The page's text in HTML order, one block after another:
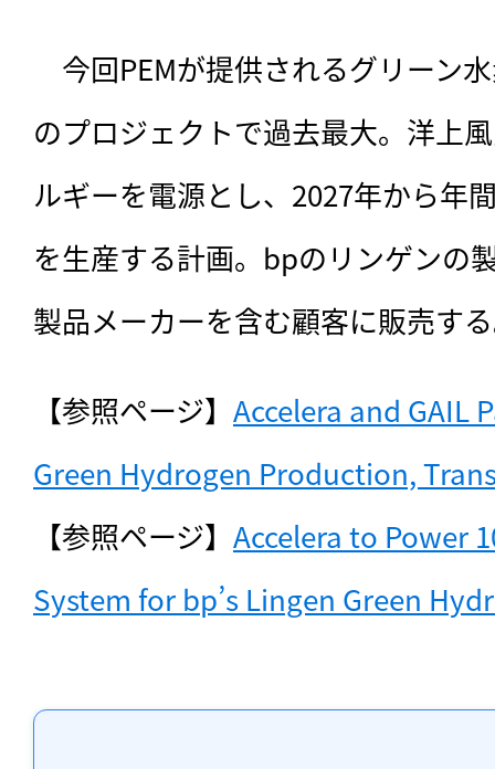
今回PEMが提供されるグリーン
のプロジェクトで過去最大。洋上
ルギーを電源とし、2027年から年
を生産する計画。bpのリンゲンの
製品メーカーを含む顧客に販売す
【参照ページ】 Accelera and GAIL
Green Hydrogen Production,
【参照ページ】 Accelera to Power
System for bp’s Lingen Green